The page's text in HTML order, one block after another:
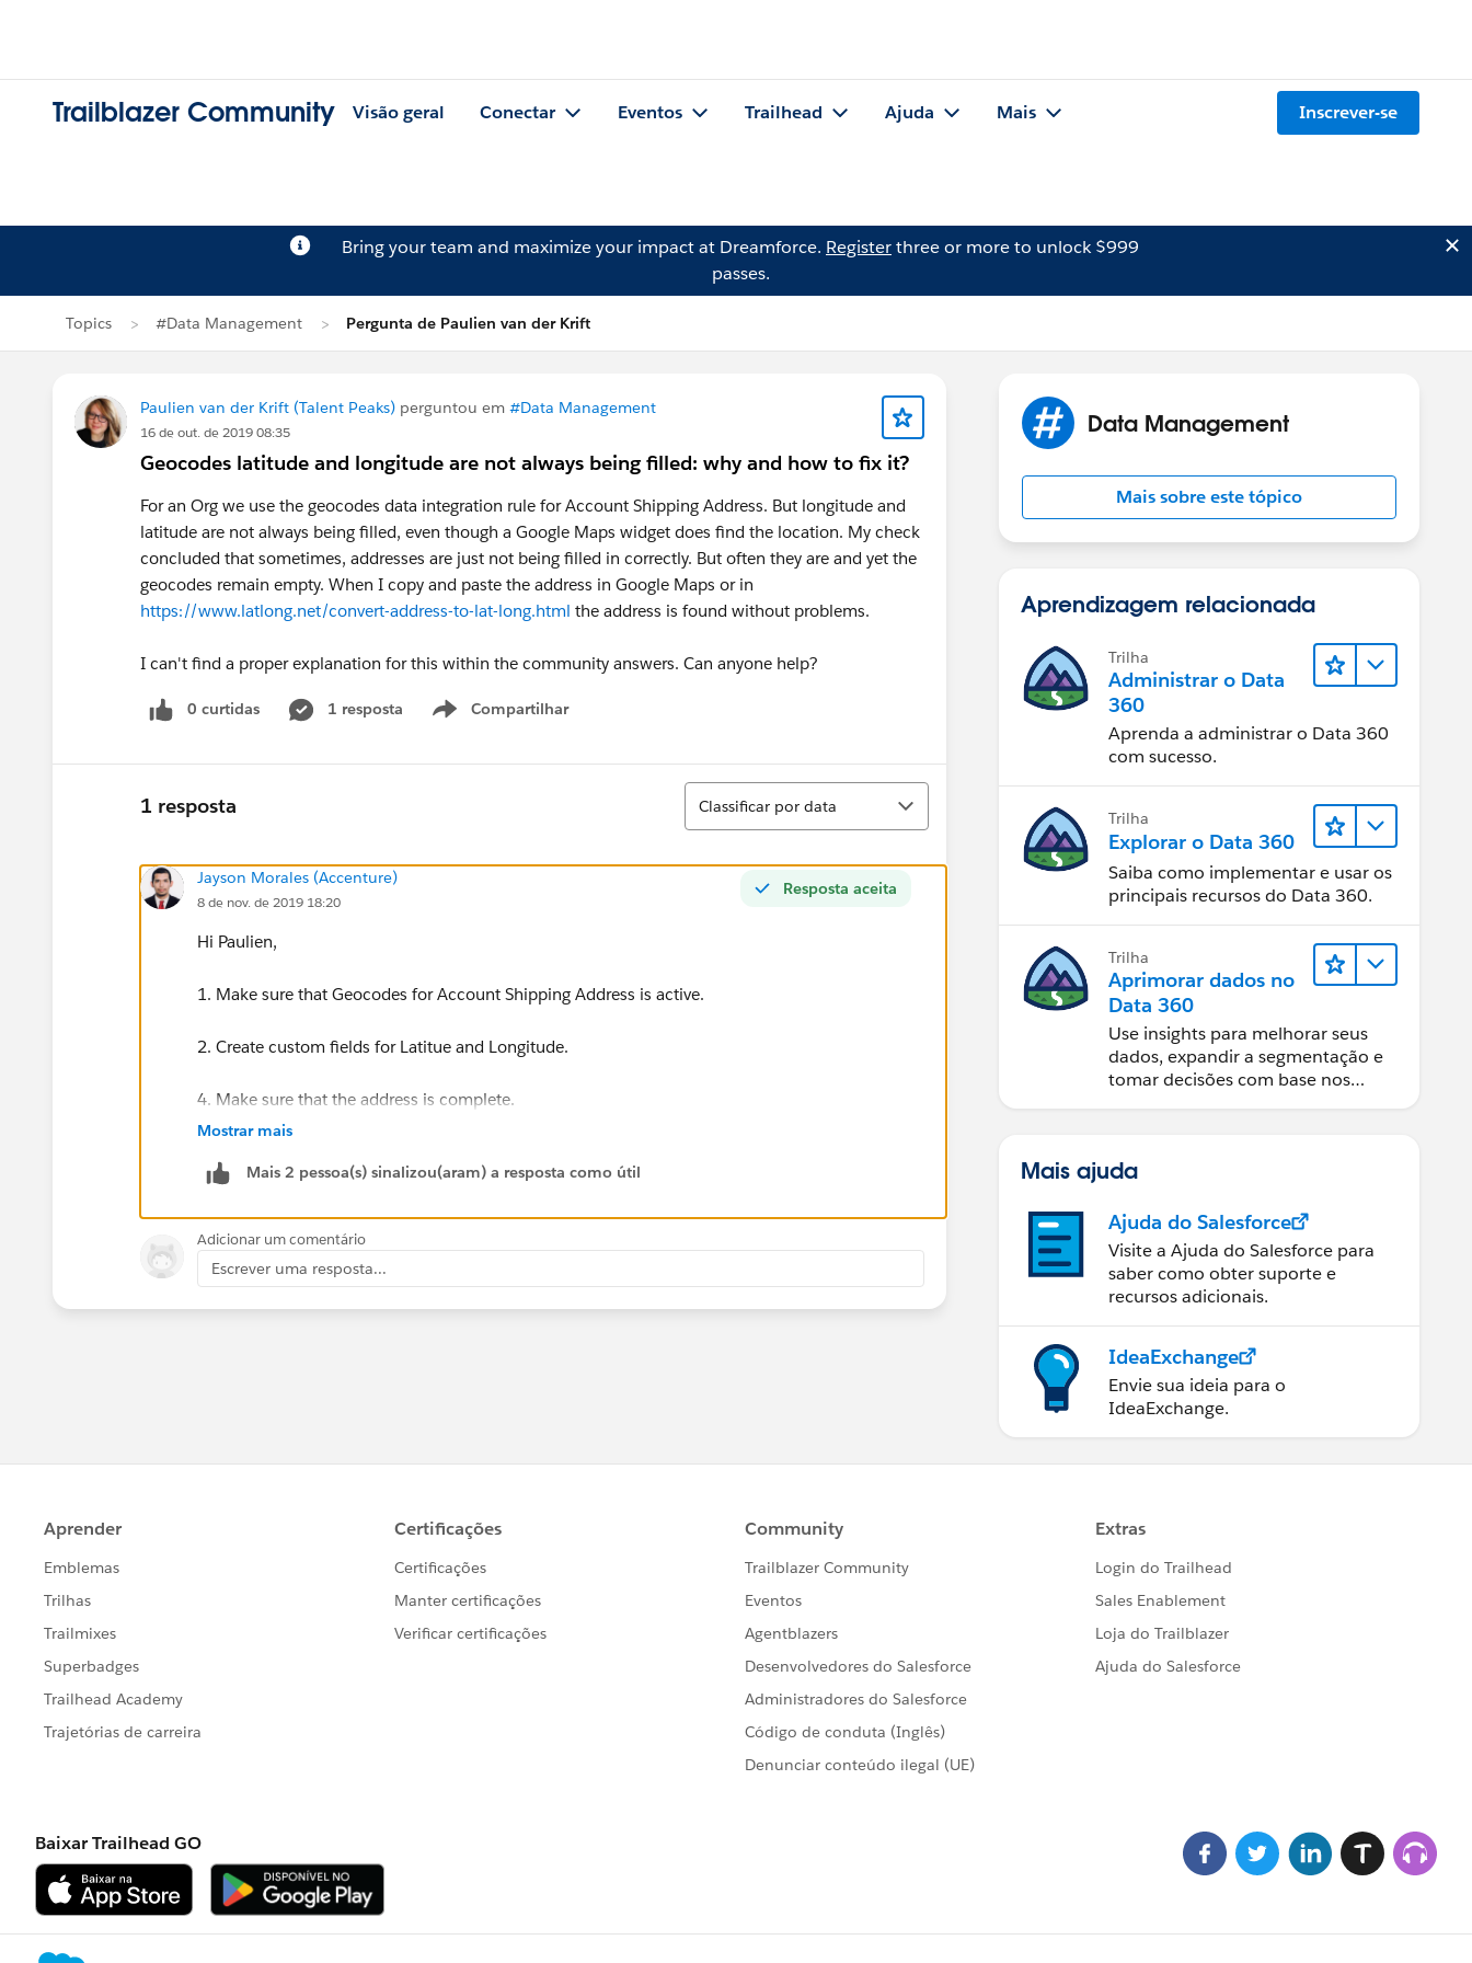
Trailblazer Community Visão geral Conectar Eventos Trailhead Ajuda Mais Inscrever-se
Bring your team and maximize your impact at Dreamforce. Registerthree or more to unlock $999
passes.
Topics #Data Management Pergunta de Paulien van der Krift
Paulien van der Krift (Talent Peaks) perguntou em #Data Management
16 de out. de 2019 08:35
Geocodes latitude and longitude are not always being filled: why and how to fix it?
For an Org we use the geocodes data integration rule for Account Shipping Address. But longitude and
latitude are not always being filled, even though a Google Maps widget does find the location. My check
concluded that sometimes, addresses are just not being filled in correctly. But often they are and yet the
geocodes remain empty. When I copy and paste the address in Google Maps or in
https://www.latlong.net/convert-address-to-lat-long.html the address is found without problems.
I can't find a proper explanation for this within the community answers. Can anyone help?
0 curtidas 1 resposta Compartilhar
Show menu
1 resposta
Classificar
Classificar por data
Resposta aceita
Jayson Morales (Accenture)
8 de nov. de 2019 18:20
Hi Paulien,
1. Make sure that Geocodes for Account Shipping Address is active.
2. Create custom fields for Latitue and Longitude.
4. Make sure that the address is complete.
Mostrar mais
Mais 2 pessoa(s) sinalizou(aram) a resposta como útil
Adicionar um comentário
Escrever uma resposta...
Data Management
Mais sobre este tópico
Aprendizagem relacionada
Trilha
Administrar o Data
360
Aprenda a administrar o Data 360
com sucesso.
Trilha
Explorar o Data 360
Saiba como implementar e usar os
principais recursos do Data 360.
Trilha
Aprimorar dados no
Data 360
Use insights para melhorar seus
dados, expandir a segmentação e
tomar decisões com base nos
Mais ajuda
Ajuda do Salesforce
Visite a Ajuda do Salesforce para
saber como obter suporte e
recursos adicionais.
IdeaExchange
Envie sua ideia para o
IdeaExchange.